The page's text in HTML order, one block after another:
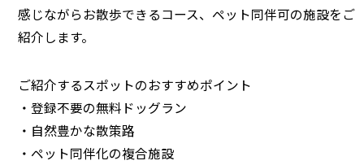
感じながらお散歩できるコース、ペット同伴可の施設をご
紹介します。
ご紹介するスポットのおすすめポイント
・登録不要の無料ドッグラン
・自然豊かな散策路
・ペット同伴化の複合施設